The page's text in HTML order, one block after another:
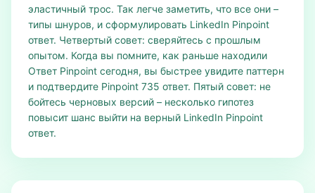
эластичный трос. Так легче заметить, что все они –
типы шнуров, и сформулировать LinkedIn Pinpoint
ответ. Четвертый совет: сверяйтесь с прошлым
опытом. Когда вы помните, как раньше находили
Ответ Pinpoint сегодня, вы быстрее увидите паттерн
и подтвердите Pinpoint 735 ответ. Пятый совет: не
бойтесь черновых версий – несколько гипотез
повысит шанс выйти на верный LinkedIn Pinpoint
ответ.